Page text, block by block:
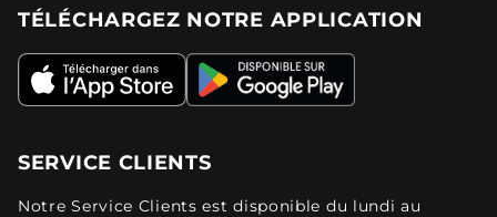
TÉLÉCHARGEZ NOTRE APPLICATION
SERVICE CLIENTS
Notre Service Clients est disponible du lundi au